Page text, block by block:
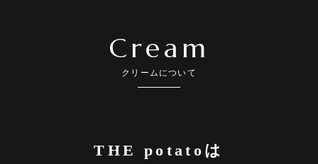
PRODUCTS
Cream
クリームについて
THE potatoは